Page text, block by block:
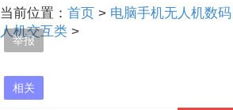
相关
举报
当前位置： 首页 > 电脑手机无人机数码
人机交互类 >